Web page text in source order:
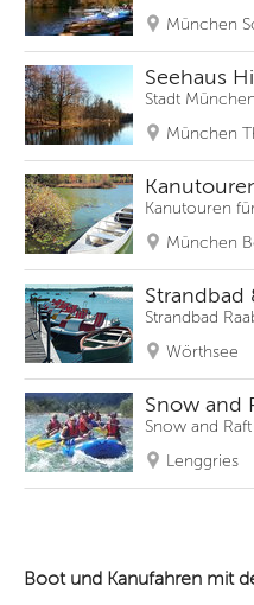
München
Seehaus
Stadt München
München
Kanutouren
München
Strandbad
Strandbad
Wörthsee
Snow and
Snow and Raft
Lenggries
Boot und Kanufahren mit